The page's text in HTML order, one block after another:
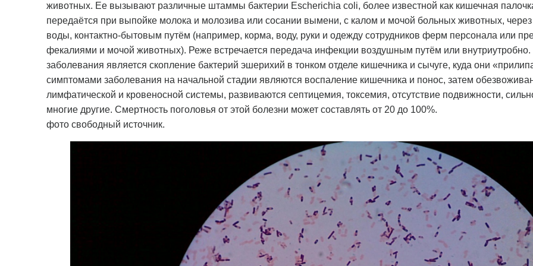
животных. Ее вызывают различные штаммы бактерии Escherichia coli, более известной как кишечная
передаётся при выпойке молока и молозива или сосании вымени, с калом и мочой больных животных,
воды, контактно-бытовым путём (например, корма, воду, руки и одежду сотрудников ферм персонала или
фекалиями и мочой животных). Реже встречается передача инфекции воздушным путём или
заболевания является скопление бактерий эшерихий в тонком отделе кишечника и сычуге, куда они
симптомами заболевания на начальной стадии являются воспаление кишечника и понос, затем
лимфатической и кровеносной системы, развиваются септицемия, токсемия, отсутствие подвижности,
многие другие. Смертность поголовья от этой болезни может составлять от 20 до 100%.
фото свободный источник.